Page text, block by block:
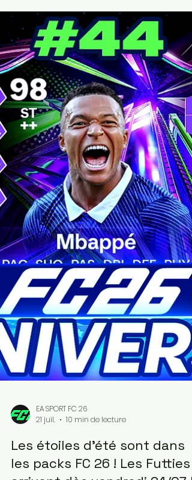
FC 27 ! On sera gagnant-gagnant avec les
grosses réductions sur Instant Gaming ! Les
2 liens juste en dessous vous permettront
d'aider le site et de vous rendre
sur Instant Gaming et prendre des Cartes
100€ ou 150€ PSN à respectivement 92.99€
139.99€ donc des grosses économies ! Pour
EA SPORT FC 26
21 juil.
10 min de lecture